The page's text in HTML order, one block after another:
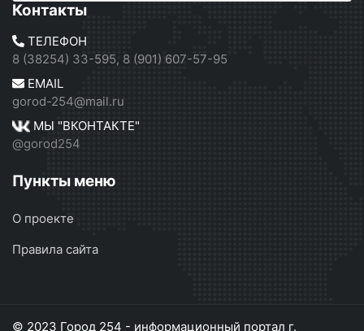
Контакты
ТЕЛЕФОН
8 (38254) 33-595, 8 (901) 607-57-95
EMAIL
gorod-254@mail.ru
МЫ "ВКОНТАКТЕ"
@gorod254
Пункты меню
О проекте
Правила сайта
© 2023 Город 254 - информационный портал г.